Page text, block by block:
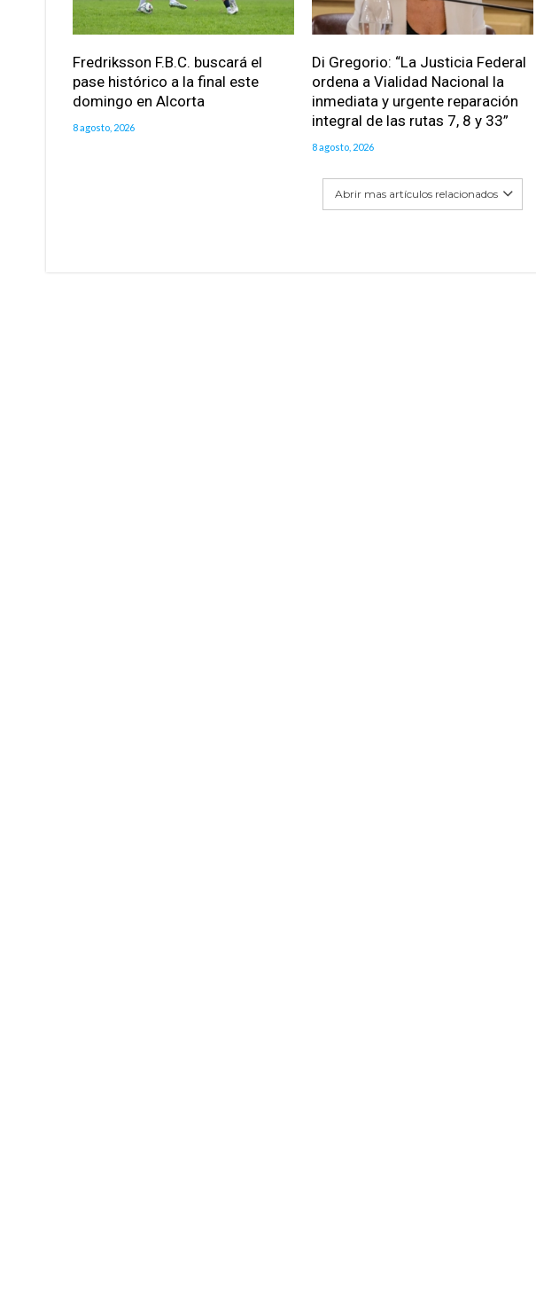
Fredriksson F.B.C. buscará el
pase histórico a la final este
domingo en Alcorta
8 agosto, 2026
Di Gregorio: “La Justicia Federal
ordena a Vialidad Nacional la
inmediata y urgente reparación
integral de las rutas 7, 8 y 33”
8 agosto, 2026
Abrir mas artículos relacionados